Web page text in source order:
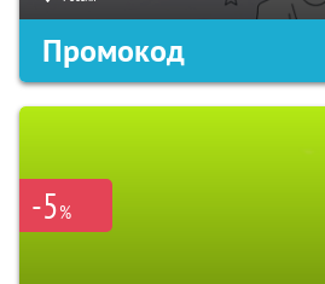
Промокод
-5%